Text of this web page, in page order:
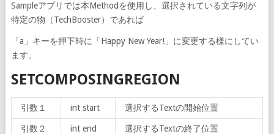
Sampleアプリでは本Methodを使用し、選択されている文字列が
特定の物（TechBooster）であれば
「a」キーを押下時に「Happy New Year!」に変更する様にしてい
ます。
SETCOMPOSINGREGION
引数１ int start 選択するTextの開始位置
引数２ int end 選択するTextの終了位置